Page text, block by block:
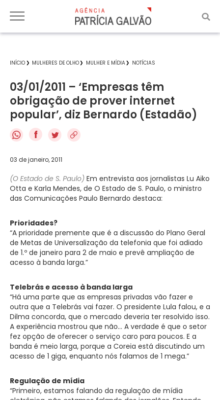
INÍCIO MULHERES DE OLHO MULHER E MÍDIA NOTÍCIAS
03/01/2011 – ‘Empresas têm
obrigação de prover internet
popular’, diz Bernardo (Estadão)
f
03 de janeiro, 2011
(O Estado de S. Paulo) Em entrevista aos jornalistas Lu Aiko
Otta e Karla Mendes, de O Estado de S. Paulo, o ministro
das Comunicações Paulo Bernardo destaca:
Prioridades?
“A prioridade premente que é a discussão do Plano Geral
de Metas de Universalização da telefonia que foi adiado
de 1.º de janeiro para 2 de maio e prevê ampliação de
acesso à banda larga.”
Telebrás e acesso à banda larga
“Há uma parte que as empresas privadas vão fazer e
outra que a Telebrás vai fazer. O presidente Lula falou, e a
Dilma concorda, que o mercado deveria ter resolvido isso.
A experiência mostrou que não… A verdade é que o setor
fez opção de oferecer o serviço caro para poucos. E a
banda é meio larga, porque a Coreia está discutindo um
acesso de 1 giga, enquanto nós falamos de 1 mega.”
Regulação de mídia
“Primeiro, estamos falando da regulação de mídia